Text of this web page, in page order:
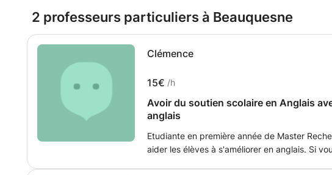
2 professeurs particuliers à Beauquesne
Clémence
15€ /h
Avoir du soutien scolaire en Anglais
anglais
Etudiante en première année de Master
aider les élèves à s'améliorer en anglais. Si